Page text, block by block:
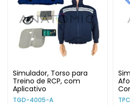
Simulador, Torso para
Treino de RCP, com
Aplicativo
TGD-4005-A